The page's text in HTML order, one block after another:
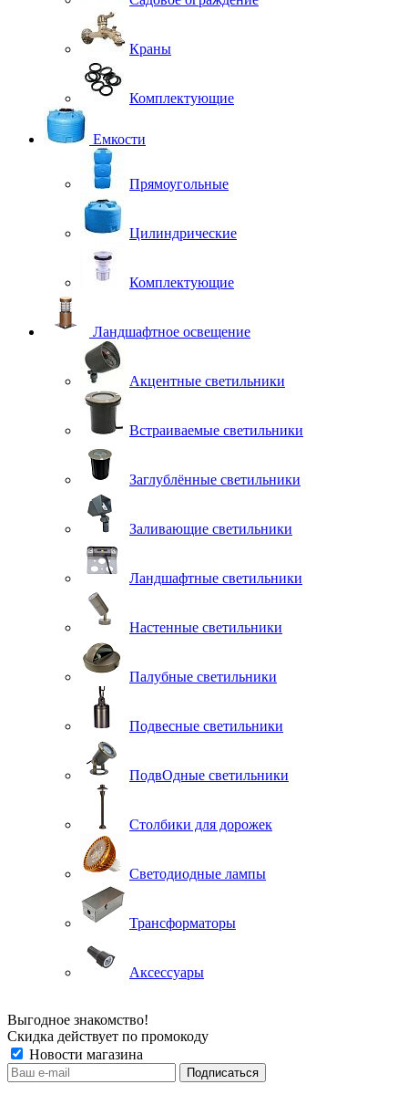
Краны
Комплектующие
Емкости
Прямоугольные
Цилиндрические
Комплектующие
Ландшафтное освещение
Акцентные светильники
Встраиваемые светильники
Заглублённые светильники
Заливающие светильники
Ландшафтные светильники
Настенные светильники
Палубные светильники
Подвесные светильники
ПодвОдные светильники
Столбики для дорожек
Светодиодные лампы
Трансформаторы
Аксессуары
Выгодное знакомство!
Скидка действует по промокоду
Новости магазина